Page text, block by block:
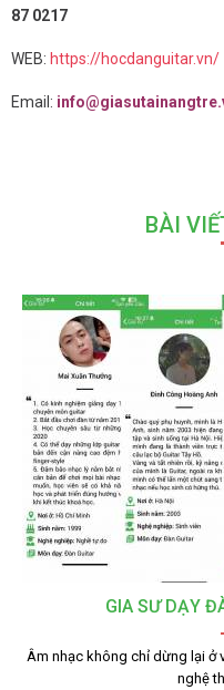
87 0217
WEB: https://hocdanguitar.vn/
Email:
BÀI
GIA SƯ DẠY
Âm nhạc không chỉ dừng lại ở
nghệ